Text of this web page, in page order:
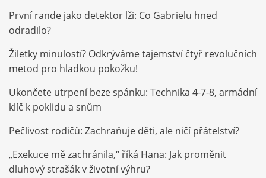
První rande jako detektor lži: Co Gabrielu hned
odradilo?
Žiletky minulostí? Odkrýváme tajemství čtyř revolučních
metod pro hladkou pokožku!
Ukončete utrpení beze spánku: Technika 4-7-8, armádní
klíč k poklidu a snům
Pečlivost rodičů: Zachraňuje děti, ale ničí přátelství?
„Exekuce mě zachránila,“ říká Hana: Jak proměnit
dluhový strašák v životní výhru?